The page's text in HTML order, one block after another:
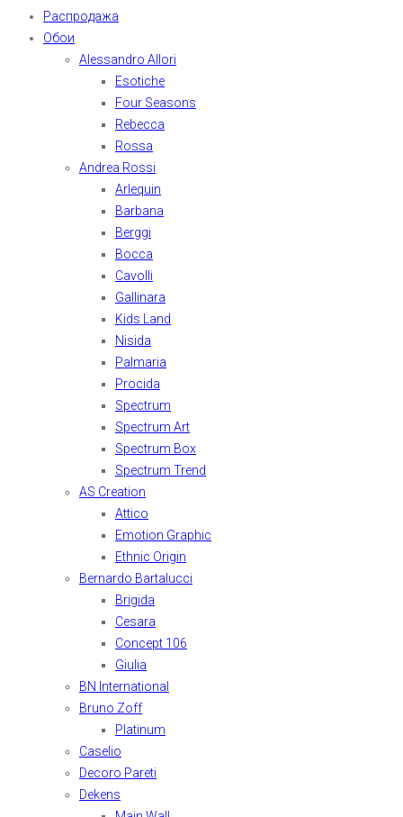
Распродажа
Обои
Alessandro Allori
Esotiche
Four Seasons
Rebecca
Rossa
Andrea Rossi
Arlequin
Barbana
Berggi
Bocca
Cavolli
Gallinara
Kids Land
Nisida
Palmaria
Procida
Spectrum
Spectrum Art
Spectrum Box
Spectrum Trend
AS Creation
Attico
Emotion Graphic
Ethnic Origin
Bernardo Bartalucci
Brigida
Cesara
Concept 106
Giulia
BN International
Bruno Zoff
Platinum
Caselio
Decoro Pareti
Dekens